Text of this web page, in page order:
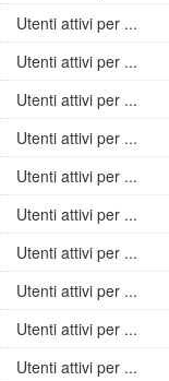
Utenti attivi per ...
Utenti attivi per ...
Utenti attivi per ...
Utenti attivi per ...
Utenti attivi per ...
Utenti attivi per ...
Utenti attivi per ...
Utenti attivi per ...
Utenti attivi per ...
Utenti attivi per ...